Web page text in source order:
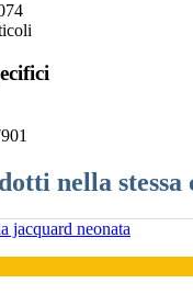
nella stessa